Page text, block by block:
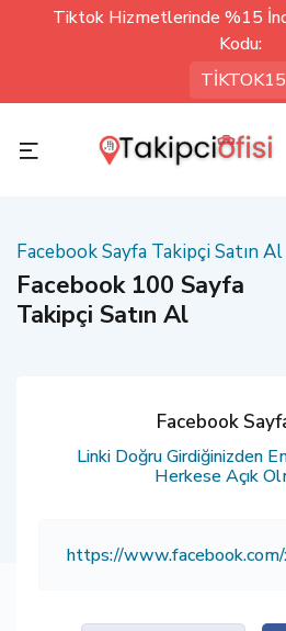
Tiktok Hizmetlerinde %15
Kodu:
TİKTOK15
Facebook Sayfa Takipçi Satın Al
Facebook 100 Sayfa
Takipçi Satın Al
Facebook
Linki Doğru Girdiğinizden
Herkese Açık